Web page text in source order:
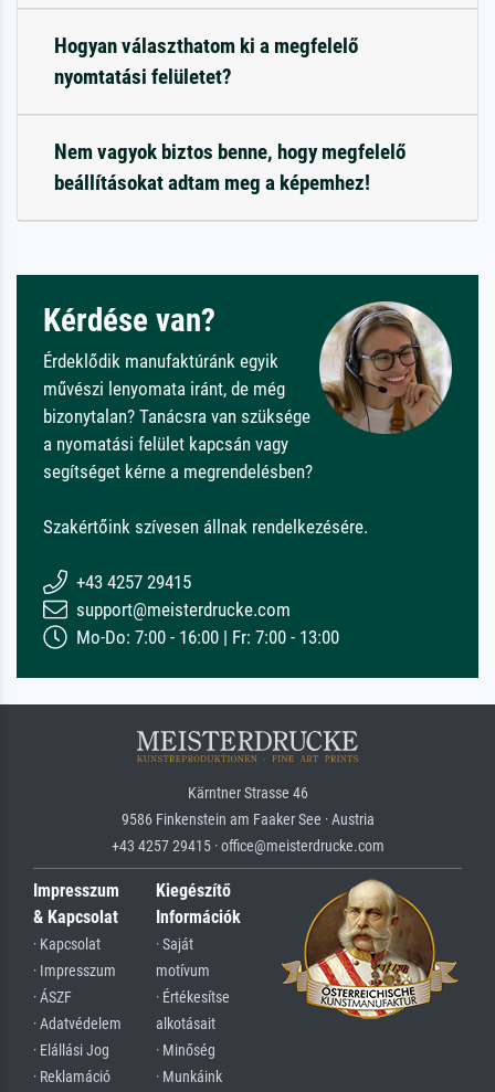
Hogyan választhatom ki a megfelelő
nyomtatási felületet?
Nem vagyok biztos benne, hogy megfelelő
beállításokat adtam meg a képemhez!
Kérdése van?
Érdeklődik manufaktúránk egyik
művészi lenyomata iránt, de még
bizonytalan? Tanácsra van szüksége
a nyomatási felület kapcsán vagy
segítséget kérne a megrendelésben?
Szakértőink szívesen állnak rendelkezésére.
+43 4257 29415
support@meisterdrucke.com
Mo-Do: 7:00 - 16:00 | Fr: 7:00 - 13:00
Kärntner Strasse 46
9586 Finkenstein am Faaker See · Austria
+43 4257 29415 · office@meisterdrucke.com
Impresszum
& Kapcsolat
· Kapcsolat
· Impresszum
· ÁSZF
· Adatvédelem
· Elállási Jog
· Reklamáció
Kiegészítő
Információk
· Saját
motívum
· Értékesítse
alkotásait
· Minőség
· Munkáink